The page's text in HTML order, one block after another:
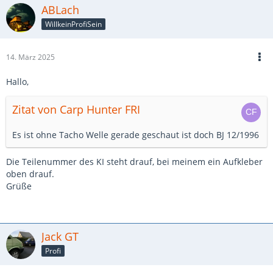
ABLach
WillkeinProfiSein
14. März 2025
Hallo,
Zitat von Carp Hunter FRI
Es ist ohne Tacho Welle gerade geschaut ist doch BJ 12/1996
Die Teilenummer des KI steht drauf, bei meinem ein Aufkleber
oben drauf.
Grüße
Jack GT
Profi